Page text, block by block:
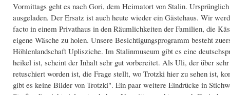
Vormittags geht es nach Gori, dem Heimatort von Stalin.
ausgeladen. Der Ersatz ist auch heute wieder ein Gästehaus. Wir
facto in einem Privathaus in den Räumlichkeiten der Familien, die
eigene Wäsche zu holen. Unsere Besichtigungsprogramm besteht
Höhlenlandschaft Uplisziche. Im Stalinmuseum gibt es eine
heikel ist, scheint der Inhalt sehr gut vorbereitet. Als Uli, der über
retuschiert worden ist, die Frage stellt, wo Trotzki hier zu sehen ist,
gibt es keine Bilder von Trotzki". Ein paar weitere Eindrücke in